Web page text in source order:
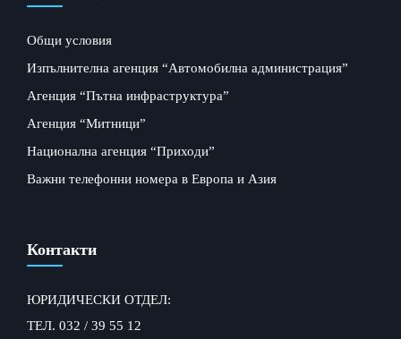
Общи условия
Изпълнителна агенция “Автомобилна администрация”
Агенция “Пътна инфраструктура”
Агенция “Митници”
Национална агенция “Приходи”
Важни телефонни номера в Европа и Азия
Контакти
ЮРИДИЧЕСКИ ОТДЕЛ:
ТЕЛ. 032 / 39 55 12